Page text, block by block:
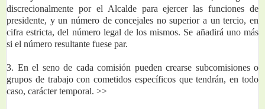
discrecionalmente por el Alcalde para ejercer las funciones de
presidente, y un número de concejales no superior a un tercio, en
cifra estricta, del número legal de los mismos. Se añadirá uno más
si el número resultante fuese par.
3. En el seno de cada comisión pueden crearse subcomisiones o
grupos de trabajo con cometidos específicos que tendrán, en todo
caso, carácter temporal. >>